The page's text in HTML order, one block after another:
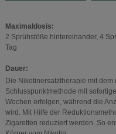
Maximaldosis:
2 Sprühstöße hintereinander, 4
Tag
Dauer:
Die Nikotinersatztherapie mit dem
Schlusspunktmethode mit
Wochen erfolgen, während die
wird. Mit Hilfe der
Zigaretten reduziert werden. So